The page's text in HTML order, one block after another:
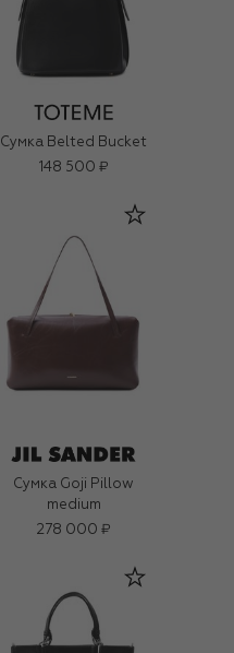
Сумка Belted Bucket
148 500 ₽
Сумка Goji Pillow
medium
278 000 ₽